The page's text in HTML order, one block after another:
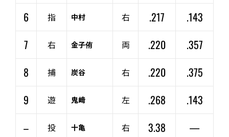
6
指 中村 右 .217
.143
7
右 金子侑 両 .220
.357
8
捕 炭谷 右 .220
.375
9
遊 鬼﨑 左 .268
.143
–
投 十亀 右 3.38 —